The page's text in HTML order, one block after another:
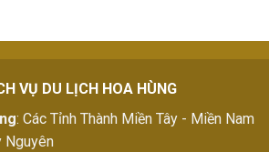
VỤ DU LỊCH HOA HÙNG
: Các Tỉnh Thành Miền Tây - Miền Nam
Nguyên